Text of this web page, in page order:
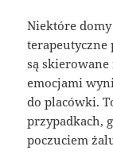
Niektóre
terapeutyczne
są
emocjami
do placówki.
przypadkach,
poczuciem